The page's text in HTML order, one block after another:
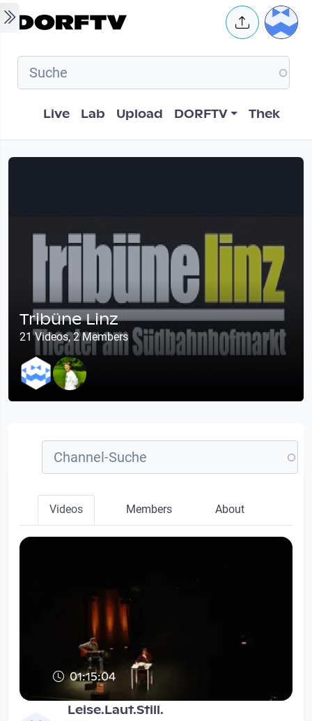
Skip to main content User
Hauptnavigation
Live Lab Upload DORFTV Thek
Tribüne Linz
21 Videos, 2 Members
Videos Members About
01:15:04
Leise.Laut.Still.